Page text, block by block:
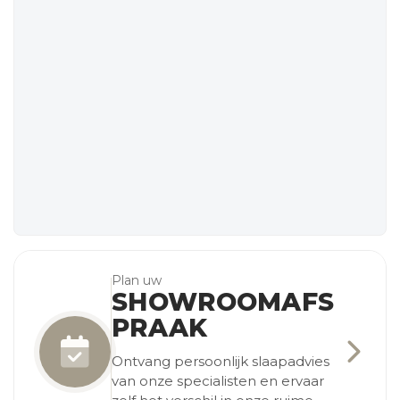
Plan uw
SHOWROOMAFS
PRAAK
Ontvang persoonlijk slaapadvies
van onze specialisten en ervaar